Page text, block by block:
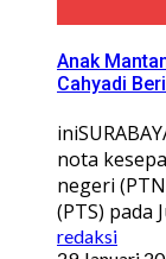
Anak
Cahyadi
nota
negeri
(PTS) pada
redaksi